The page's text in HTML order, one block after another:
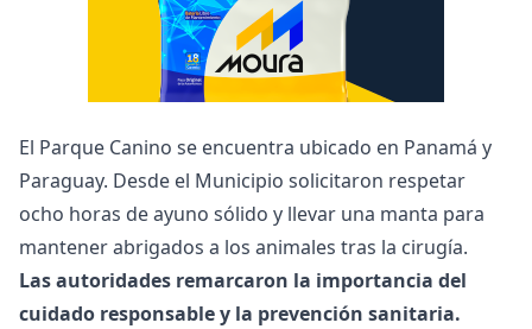
El Parque Canino se encuentra ubicado en Panamá y
Paraguay. Desde el Municipio solicitaron respetar
ocho horas de ayuno sólido y llevar una manta para
mantener abrigados a los animales tras la cirugía.
Las autoridades remarcaron la importancia del
cuidado responsable y la prevención sanitaria.